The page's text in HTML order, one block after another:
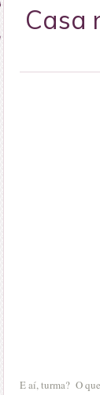
Casa
E aí, turma? O